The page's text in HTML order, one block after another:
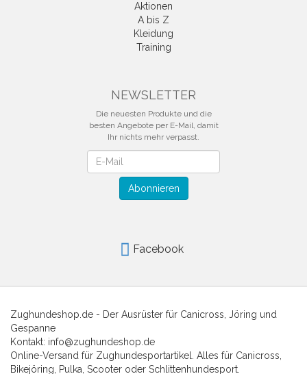
Aktionen
A bis Z
Kleidung
Training
NEWSLETTER
Die neuesten Produkte und die
besten Angebote per E-Mail, damit
Ihr nichts mehr verpasst.
Abonnieren
Facebook
Zughundeshop.de - Der Ausrüster für Canicross, Jöring und
Gespanne
Kontakt: info@zughundeshop.de
Online-Versand für Zughundesportartikel. Alles für Canicross,
Bikejöring, Pulka, Scooter oder Schlittenhundesport.